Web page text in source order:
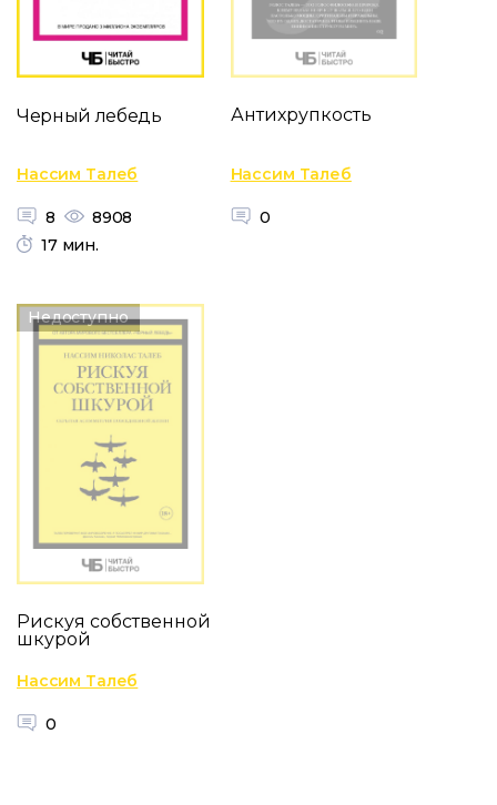
Черный лебедь
Нассим Талеб
8
8908
17 мин.
Антихрупкость
Нассим Талеб
0
Недоступно
Рискуя собственной
шкурой
Нассим Талеб
0